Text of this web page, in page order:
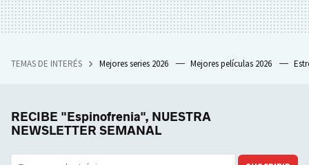
TEMAS DE INTERÉS Mejores series 2026 Mejores películas 2026
RECIBE "Espinofrenia", NUESTRA
NEWSLETTER SEMANAL